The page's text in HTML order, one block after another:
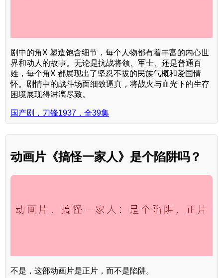
剧中的角X 塑造饱含细节，每个人物都有着丰富的内心世
界和动人的故事。无论是抗战将领、军士、还是普通百
姓，每个角X 都展现出了坚忍不拔的民族气概和爱国情
怀。剧情中的战斗场面细致逼真，将战火与血光下的生存
困境展现得淋漓尽致。
国产剧，刀锋1937，全39集
动画片《搞怪一家人》是个陷阱吗？
不是，这部动画片是正片，而不是陷阱。